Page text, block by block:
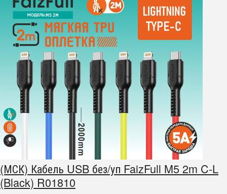
(МСК) Кабель USB без/уп FaizFull M5 2m C-L
(Black) R01810